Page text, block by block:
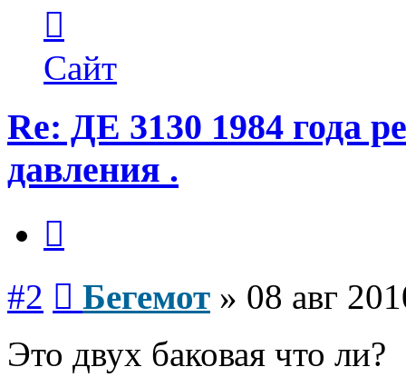
пользователя
Бегемот
Сайт
Re: ДЕ 3130 1984 года
давления .
#2 Бегемот » 08 авг
Это двух баковая что ли?